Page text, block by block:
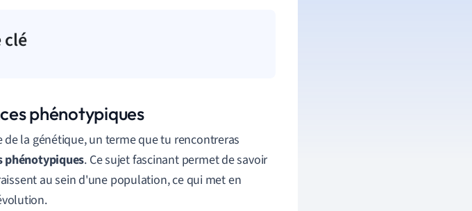
clé
phénotypiques
la génétique, un terme que tu rencontreras
phénotypiques. Ce sujet fascinant permet de savoir
au sein d'une population, ce qui met en